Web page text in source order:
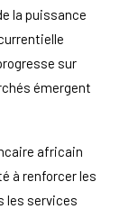
la puissance
sur
émergent
africain
à renforcer les
les services